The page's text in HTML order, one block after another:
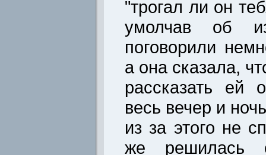
"трогал ли он
умолчав об
поговорили
а она сказала,
рассказать
весь вечер и
из за этого не
же решилась